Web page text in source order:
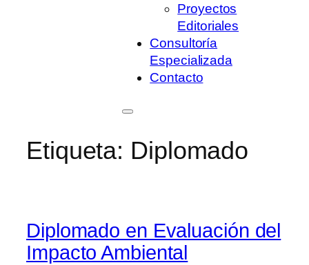
Proyectos
Editoriales
Consultoría
Especializada
Contacto
Etiqueta: Diplomado
Diplomado en Evaluación del
Impacto Ambiental